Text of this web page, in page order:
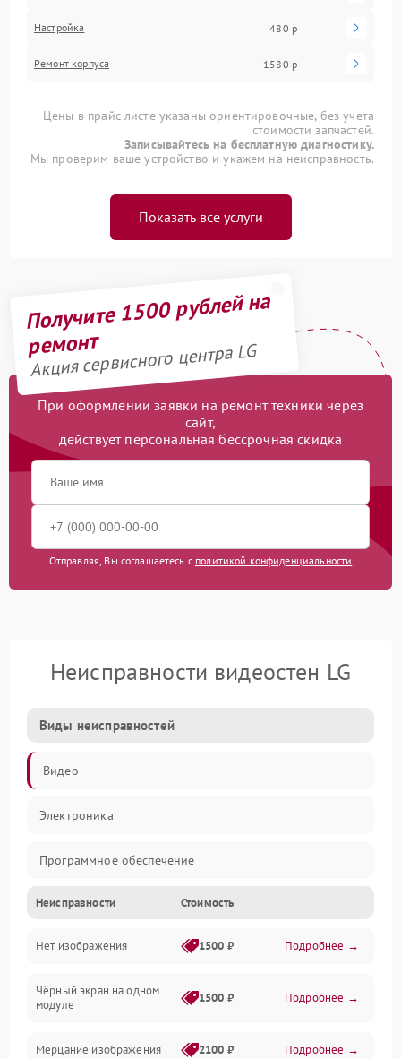
Настройка 480 р
Ремонт корпуса 1580 р
Цены в прайс-листе указаны ориентировочные, без учета
стоимости запчастей.
Записывайтесь на бесплатную диагностику.
Мы проверим ваше устройство и укажем на неисправность.
Показать все услуги
Получите 1500 рублей на
ремонт
Акция сервисного центра LG
При оформлении заявки на ремонт техники через
сайт,
действует персональная бессрочная скидка
Отправляя, Вы соглашаетесь с политикой конфиденциальности
Неисправности видеостен LG
Виды неисправностей
Видео
Электроника
Программное обеспечение
Калибровка
Электропитание
Аппаратная
Механические повреждения
Неисправности Стоимость
Нет изображения 1500 ₽ Подробнее →
Чёрный экран на одном
модуле
1500 ₽ Подробнее →
Мерцание изображения 2100 ₽ Подробнее →